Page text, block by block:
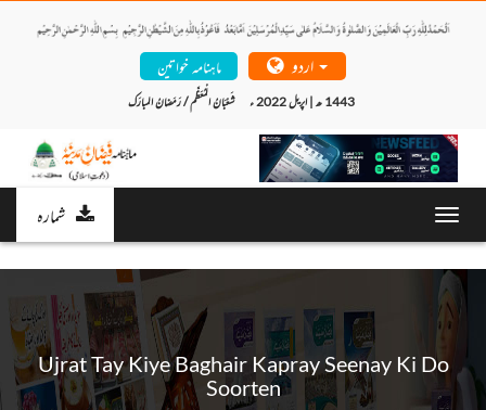
ماہنامہ خواتین
شمارہ
Ujrat Tay Kiye Baghair Kapray Seenay Ki Do
Soorten